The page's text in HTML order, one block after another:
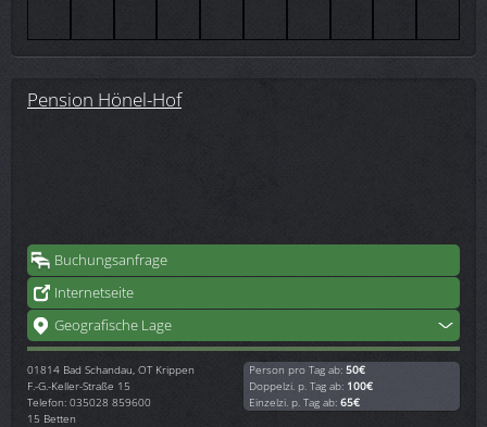
Pension Hönel-Hof
Buchungsanfrage
Internetseite
Geografische Lage
01814 Bad Schandau, OT Krippen
F.-G.-Keller-Straße 15
Telefon: 035028 859600
15 Betten
Person pro Tag ab: 50€
Doppelzi. p. Tag ab: 100€
Einzelzi. p. Tag ab: 65€